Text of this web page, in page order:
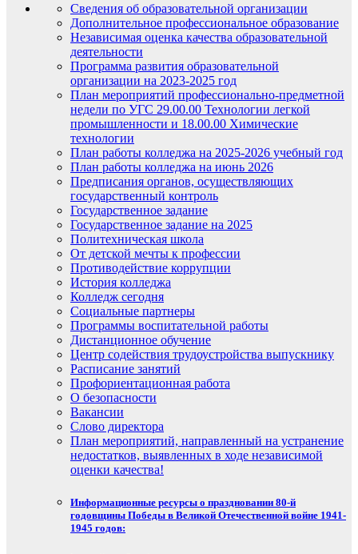
Сведения об образовательной организации
Дополнительное профессиональное образование
Независимая оценка качества образовательной
деятельности
Программа развития образовательной
организации на 2023-2025 год
План мероприятий профессионально-предметной
недели по УГС 29.00.00 Технологии легкой
промышленности и 18.00.00 Химические
технологии
План работы колледжа на 2025-2026 учебный год
План работы колледжа на июнь 2026
Предписания органов, осуществляющих
государственный контроль
Государственное задание
Государственное задание на 2025
Политехническая школа
От детской мечты к профессии
Противодействие коррупции
История колледжа
Колледж сегодня
Социальные партнеры
Программы воспитательной работы
Дистанционное обучение
Центр содействия трудоустройства выпускнику
Расписание занятий
Профориентационная работа
О безопасности
Вакансии
Слово директора
План мероприятий, направленный на устранение
недостатков, выявленных в ходе независимой
оценки качества!
Информационные ресурсы о праздновании 80-й
годовщины Победы в Великой Отечественной войне 1941-
1945 годов: